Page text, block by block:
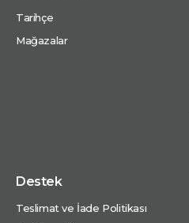
Tarihçe
Mağazalar
Destek
Teslimat ve İade Politikası